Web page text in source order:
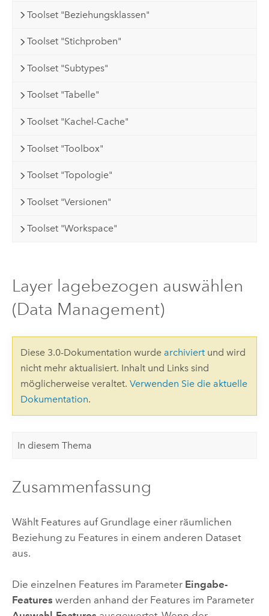
Toolset "Beziehungsklassen"
Toolset "Stichproben"
Toolset "Subtypes"
Toolset "Tabelle"
Toolset "Kachel-Cache"
Toolset "Toolbox"
Toolset "Topologie"
Toolset "Versionen"
Toolset "Workspace"
Layer lagebezogen auswählen
(Data Management)
Diese 3.0-Dokumentation wurde archiviertund wird
nicht mehr aktualisiert. Inhalt und Links sind
möglicherweise veraltet. Verwenden Sie die aktuelle
Dokumentation.
In diesem Thema
Zusammenfassung
Wählt Features auf Grundlage einer räumlichen
Beziehung zu Features in einem anderen Dataset
aus.
Die einzelnen Features im Parameter Eingabe-
Features werden anhand der Features im Parameter